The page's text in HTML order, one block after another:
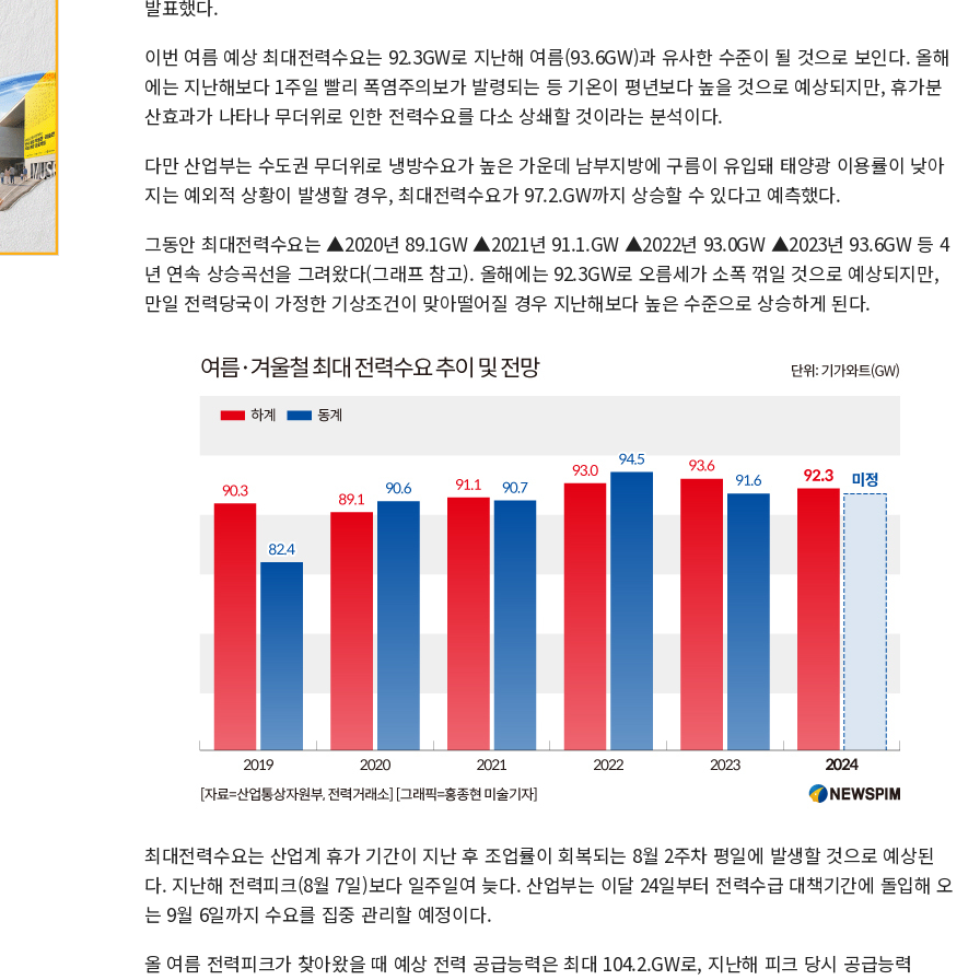
발표했다.
이번 여름 예상 최대전력수요는 92.3GW로 지난해 여름(93.6GW)과 유사한 수준이 될 것으로 보인다. 올해
에는 지난해보다 1주일 빨리 폭염주의보가 발령되는 등 기온이 평년보다 높을 것으로 예상되지만, 휴가분
산효과가 나타나 무더위로 인한 전력수요를 다소 상쇄할 것이라는 분석이다.
다만 산업부는 수도권 무더위로 냉방수요가 높은 가운데 남부지방에 구름이 유입돼 태양광 이용률이 낮아
지는 예외적 상황이 발생할 경우, 최대전력수요가 97.2.GW까지 상승할 수 있다고 예측했다.
그동안 최대전력수요는 ▲2020년 89.1GW ▲2021년 91.1.GW ▲2022년 93.0GW ▲2023년 93.6GW 등 4
년 연속 상승곡선을 그려왔다(그래프 참고). 올해에는 92.3GW로 오름세가 소폭 꺾일 것으로 예상되지만,
만일 전력당국이 가정한 기상조건이 맞아떨어질 경우 지난해보다 높은 수준으로 상승하게 된다.
최대전력수요는 산업계 휴가 기간이 지난 후 조업률이 회복되는 8월 2주차 평일에 발생할 것으로 예상된
다. 지난해 전력피크(8월 7일)보다 일주일여 늦다. 산업부는 이달 24일부터 전력수급 대책기간에 돌입해 오
는 9월 6일까지 수요를 집중 관리할 예정이다.
올 여름 전력피크가 찾아왔을 때 예상 전력 공급능력은 최대 104.2.GW로, 지난해 피크 당시 공급능력